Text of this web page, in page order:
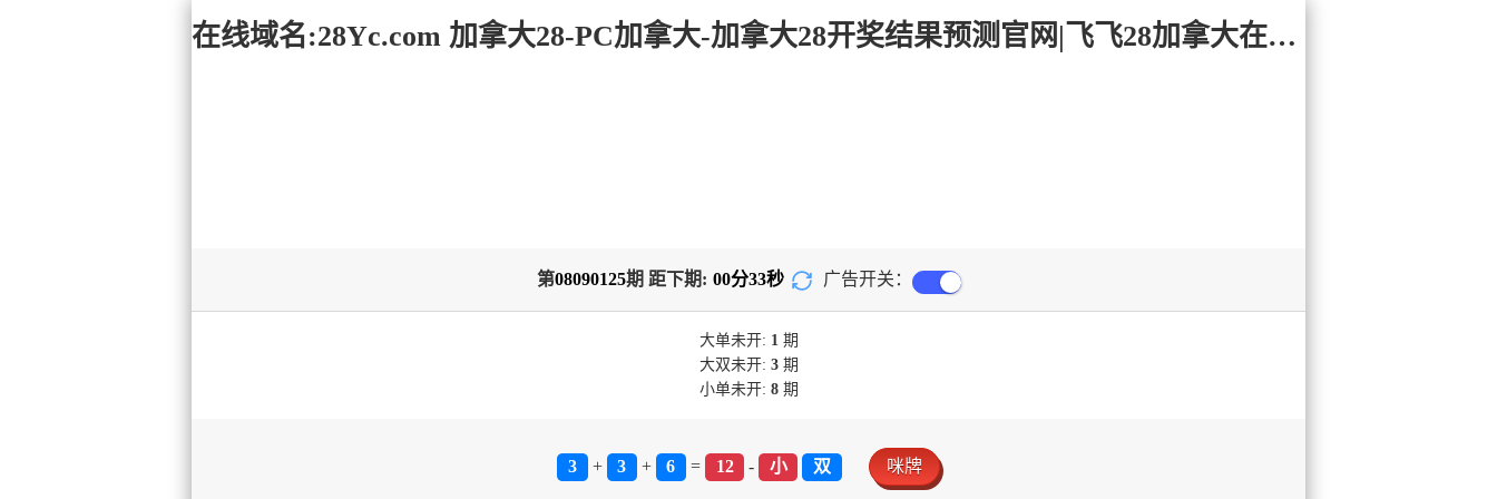
在线域名:28Yc.com 加拿大28-PC加拿大-加拿大28开奖结果预测官网|飞飞28加拿大在线预测_专注研究!
第08090125期 距下期: 00分32秒 广告开关：
大单未开: 1期
大双未开: 3期
小单未开: 8期
3 + 3 + 6 = 12 - 小 双 咪牌